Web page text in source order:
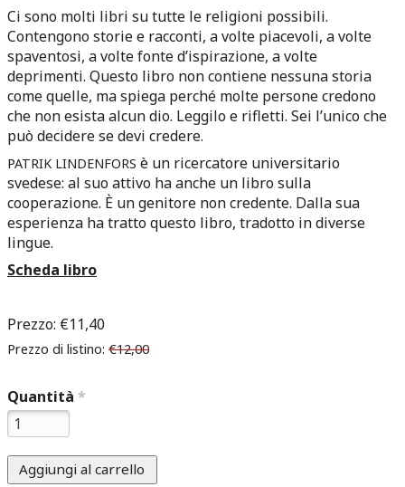
Ci sono molti libri su tutte le religioni possibili.
Contengono storie e racconti, a volte piacevoli, a volte
spaventosi, a volte fonte d’ispirazione, a volte
deprimenti. Questo libro non contiene nessuna storia
come quelle, ma spiega perché molte persone credono
che non esista alcun dio. Leggilo e rifletti. Sei l’unico che
può decidere se devi credere.
PATRIK LINDENFORS è un ricercatore universitario
svedese: al suo attivo ha anche un libro sulla
cooperazione. È un genitore non credente. Dalla sua
esperienza ha tratto questo libro, tradotto in diverse
lingue.
Scheda libro
Prezzo: €11,40
Prezzo di listino: €12,00
Quantità *